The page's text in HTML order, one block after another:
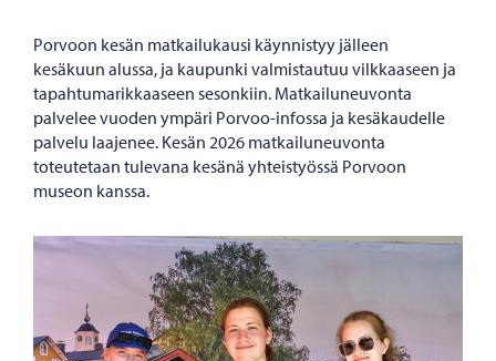
Porvoon kesän matkailukausi käynnistyy jälleen
kesäkuun alussa, ja kaupunki valmistautuu vilkkaaseen ja
tapahtumarikkaaseen sesonkiin. Matkailuneuvonta
palvelee vuoden ympäri Porvoo-infossa ja kesäkaudelle
palvelu laajenee. Kesän 2026 matkailuneuvonta
toteutetaan tulevana kesänä yhteistyössä Porvoon
museon kanssa.